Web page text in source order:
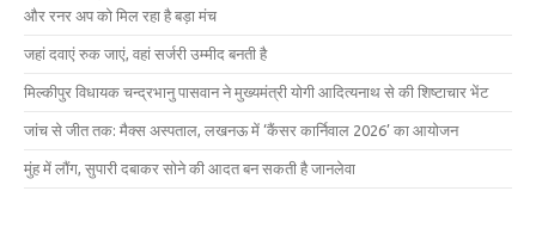
और रनर अप को मिल रहा है बड़ा मंच
जहां दवाएं रुक जाएं, वहां सर्जरी उम्मीद बनती है
मिल्कीपुर विधायक चन्द्रभानु पासवान ने मुख्यमंत्री योगी आदित्यनाथ से की शिष्टाचार भेंट
जांच से जीत तक: मैक्स अस्पताल, लखनऊ में ‘कैंसर कार्निवाल 2026’ का आयोजन
मुंह में लौंग, सुपारी दबाकर सोने की आदत बन सकती है जानलेवा